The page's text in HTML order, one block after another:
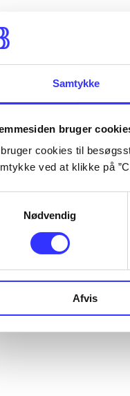
Samtykke
bruger
cookies til
ved at klikke på
Nødvendig
Afvis
...
...